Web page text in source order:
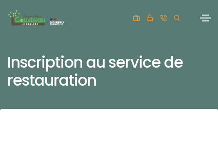
Inscription au service de
restauration